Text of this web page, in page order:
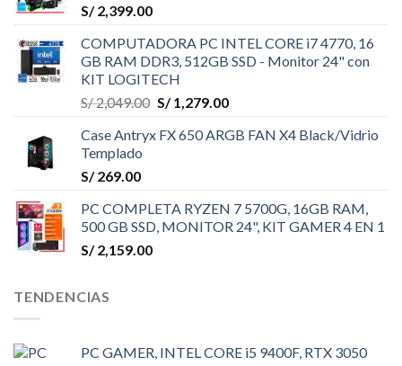
S/2,399.00
COMPUTADORA PC INTEL CORE i7 4770, 16
GB RAM DDR3, 512GB SSD - Monitor 24" con
KIT LOGITECH
S/2,049.00 El
original
S/1,279.00El
actual
Case Antryx FX 650 ARGB FAN X4 Black/Vidrio
Templado
S/269.00
PC COMPLETA RYZEN 7 5700G, 16GB RAM,
500 GB SSD, MONITOR 24", KIT GAMER 4 EN 1
S/2,159.00
TENDENCIAS
PC GAMER, INTEL CORE i5 9400F, RTX 3050